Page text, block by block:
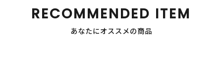
RECOMMENDED ITEM
あなたにオススメの商品